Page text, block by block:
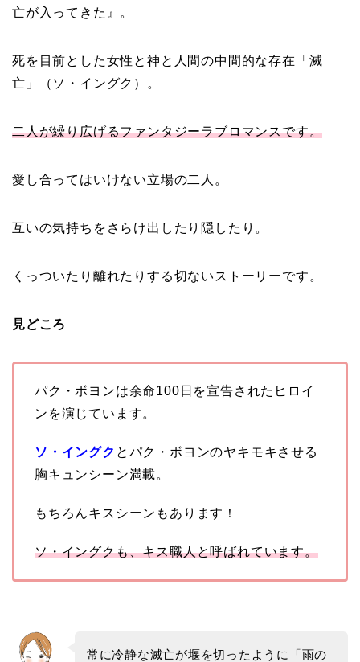
亡が入ってきた』。
死を目前とした女性と神と人間の中間的な存在「滅
亡」（ソ・イングク）。
二人が繰り広げるファンタジーラブロマンスです。
愛し合ってはいけない立場の二人。
互いの気持ちをさらけ出したり隠したり。
くっついたり離れたりする切ないストーリーです。
見どころ
パク・ボヨンは余命100日を宣告されたヒロイ
ンを演じています。
ソ・イングク とパク・ボヨンのヤキモキさせる
胸キュンシーン満載。
もちろんキスシーンもあります！
ソ・イングクも、キス職人と呼ばれています。
常に冷静な滅亡が堰を切ったように「雨の